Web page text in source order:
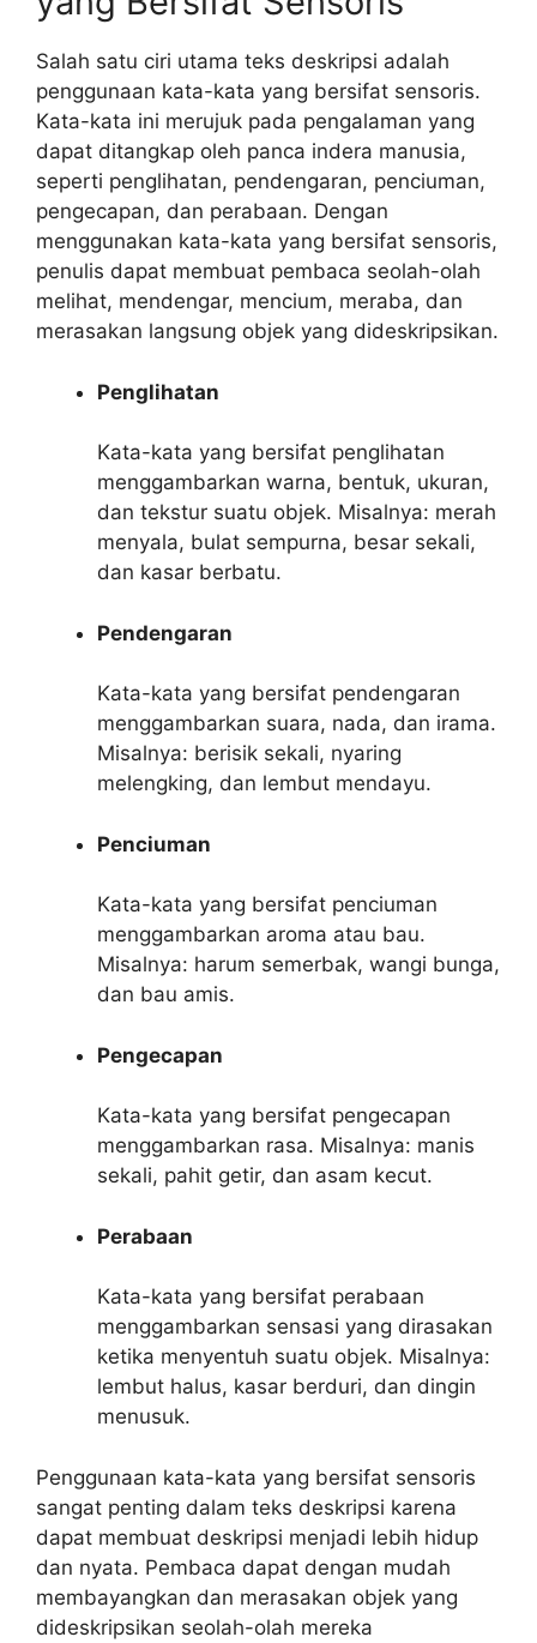
Salah satu ciri utama teks deskripsi adalah
penggunaan kata-kata yang bersifat sensoris.
Kata-kata ini merujuk pada pengalaman yang
dapat ditangkap oleh panca indera manusia,
seperti penglihatan, pendengaran, penciuman,
pengecapan, dan perabaan. Dengan
menggunakan kata-kata yang bersifat sensoris,
penulis dapat membuat pembaca seolah-olah
melihat, mendengar, mencium, meraba, dan
merasakan langsung objek yang dideskripsikan.
Penglihatan
Kata-kata yang bersifat penglihatan
menggambarkan warna, bentuk, ukuran,
dan tekstur suatu objek. Misalnya: merah
menyala, bulat sempurna, besar sekali,
dan kasar berbatu.
Pendengaran
Kata-kata yang bersifat pendengaran
menggambarkan suara, nada, dan irama.
Misalnya: berisik sekali, nyaring
melengking, dan lembut mendayu.
Penciuman
Kata-kata yang bersifat penciuman
menggambarkan aroma atau bau.
Misalnya: harum semerbak, wangi bunga,
dan bau amis.
Pengecapan
Kata-kata yang bersifat pengecapan
menggambarkan rasa. Misalnya: manis
sekali, pahit getir, dan asam kecut.
Perabaan
Kata-kata yang bersifat perabaan
menggambarkan sensasi yang dirasakan
ketika menyentuh suatu objek. Misalnya:
lembut halus, kasar berduri, dan dingin
menusuk.
Penggunaan kata-kata yang bersifat sensoris
sangat penting dalam teks deskripsi karena
dapat membuat deskripsi menjadi lebih hidup
dan nyata. Pembaca dapat dengan mudah
membayangkan dan merasakan objek yang
dideskripsikan seolah-olah mereka